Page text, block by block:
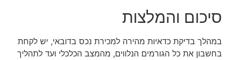
סיכום והמלצות
במהלך בדיקת כדאיות מהירה למכירת נכס בדובאי, יש לקחת
בחשבון את כל הגורמים הנלווים, מהמצב הכלכלי ועד לתהליך